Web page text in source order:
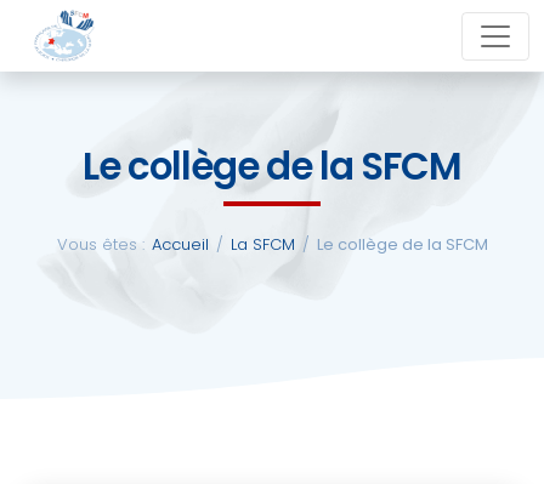
Le collège de la SFCM
Vous êtes : Accueil / La SFCM / Le collège de la SFCM
close